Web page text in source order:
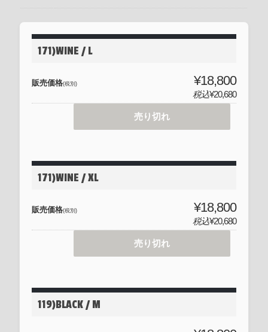
171)WINE / L
販売価格(税別) ¥18,800
税込¥20,680
売り切れ
171)WINE / XL
販売価格(税別) ¥18,800
税込¥20,680
売り切れ
119)BLACK / M